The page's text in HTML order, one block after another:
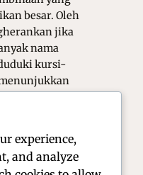
besar. Oleh
jika
nama
kursi-
yang
experience,
and analyze